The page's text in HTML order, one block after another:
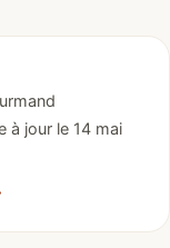
à jour le 14 mai